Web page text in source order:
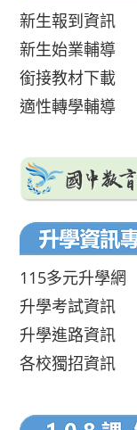
新生報到資訊
新生始業輔導
銜接教材下載
適性轉學輔導
115多元升學網
升學考試資訊
升學進路資訊
各校獨招資訊